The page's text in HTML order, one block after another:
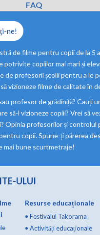
FAQ
ne!
de filme pentru copii de la 5
potrivite copiilor mai mari și
de profesorii școlii pentru a le
vizioneze filme de calitate în
profesor de grădiniță? Cauți
să-l vizioneze copiii? Vrei să
Opinia profesorilor și controlul
copii. Spune-ți părerea
mai bune scurtmetraje!
ULUI
Resurse educaționale
• Festivalul Takorama
• Activități educaționale